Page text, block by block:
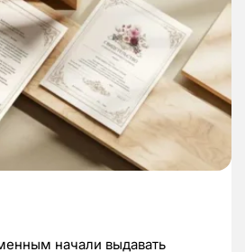
начали выдавать